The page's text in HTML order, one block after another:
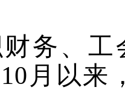
务、工
10 月以来